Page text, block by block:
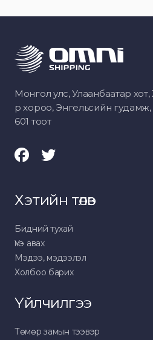
Монгол улс, Улаанбаатар хот,
р хороо, Энгельсийн
601 тоот
Хэтийн төлөв
Бидний тухай
Үнэ авах
Мэдээ, мэдээлэл
Холбоо барих
Үйлчилгээ
Төмөр замын тээвэр